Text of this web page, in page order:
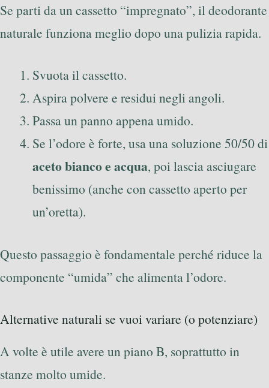
Se parti da un cassetto “impregnato”, il deodorante
naturale funziona meglio dopo una pulizia rapida.
Svuota il cassetto.
Aspira polvere e residui negli angoli.
Passa un panno appena umido.
Se l’odore è forte, usa una soluzione 50/50 di
aceto bianco e acqua, poi lascia asciugare
benissimo (anche con cassetto aperto per
un’oretta).
Questo passaggio è fondamentale perché riduce la
componente “umida” che alimenta l’odore.
Alternative naturali se vuoi variare (o potenziare)
A volte è utile avere un piano B, soprattutto in
stanze molto umide.